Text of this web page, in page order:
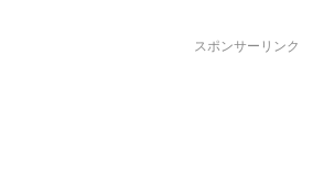
スポンサーリンク